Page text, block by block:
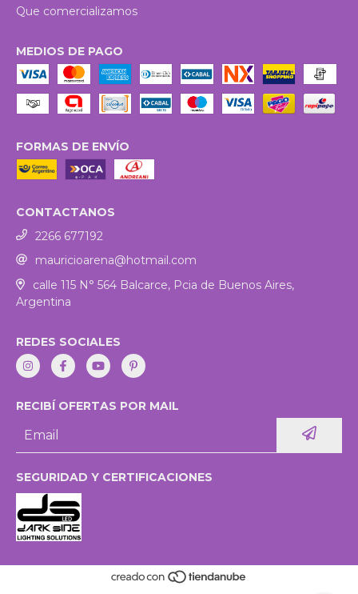
Que comercializamos
MEDIOS DE PAGO
FORMAS DE ENVÍO
CONTACTANOS
2266 677192
mauricioarena@hotmail.com
calle 115 N° 564 Balcarce, Pcia de Buenos Aires,
Argentina
REDES SOCIALES
RECIBÍ OFERTAS POR MAIL
SEGURIDAD Y CERTIFICACIONES